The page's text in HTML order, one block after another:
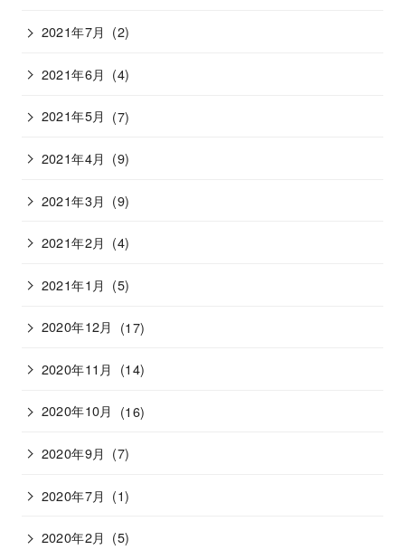
2021年7月 (2)
2021年6月 (4)
2021年5月 (7)
2021年4月 (9)
2021年3月 (9)
2021年2月 (4)
2021年1月 (5)
2020年12月 (17)
2020年11月 (14)
2020年10月 (16)
2020年9月 (7)
2020年7月 (1)
2020年2月 (5)